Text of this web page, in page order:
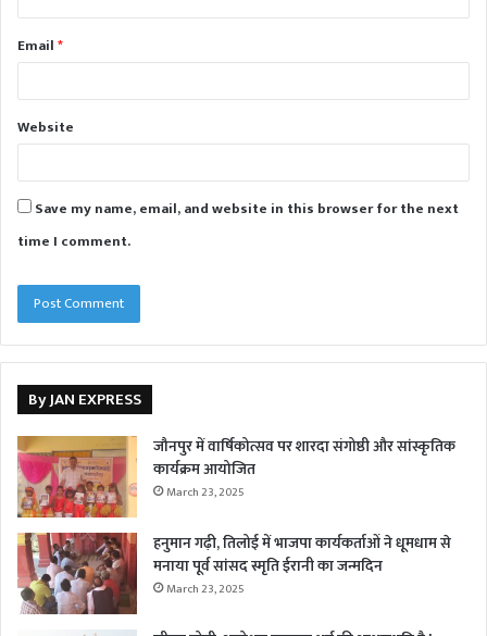
Email*
Website
Save my name, email, and website in this browser for the next
time I comment.
By JAN EXPRESS
जौनपुर में वार्षिकोत्सव पर शारदा संगोष्ठी और सांस्कृतिक
कार्यक्रम आयोजित
March 23, 2025
हनुमान गढ़ी, तिलोई में भाजपा कार्यकर्ताओं ने धूमधाम से
मनाया पूर्व सांसद स्मृति ईरानी का जन्मदिन
March 23, 2025